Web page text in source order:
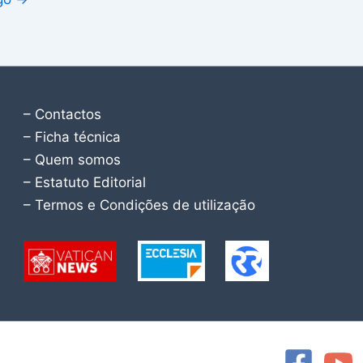
– Contactos
– Ficha técnica
– Quem somos
– Estatuto Editorial
– Termos e Condições de utilização